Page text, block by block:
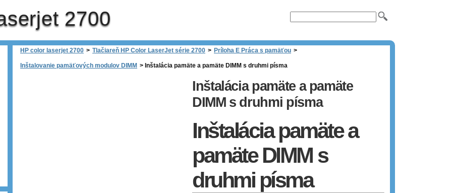
2700
HP color laserjet 2700 > Tlačiareň HP Color LaserJet série 2700 > Príloha E Práca s pamäťou >
Inštalovanie pamäťových modulov DIMM > Inštalácia pamäte a pamäte DIMM s druhmi písma
Inštalácia pamäte a pamäte
DIMM s druhmi písma
Inštalácia pamäte a
pamäte DIMM s
druhmi písma